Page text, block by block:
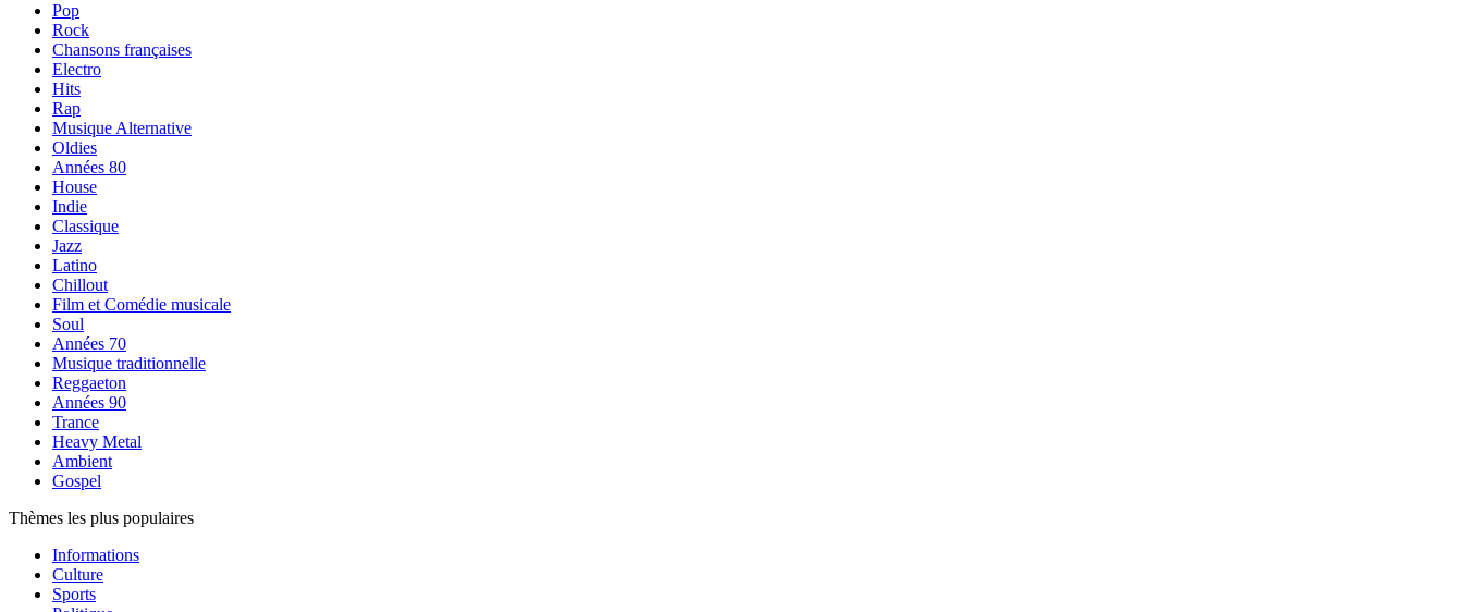
Pop
Rock
Chansons françaises
Electro
Hits
Rap
Musique Alternative
Oldies
Années 80
House
Indie
Classique
Jazz
Latino
Chillout
Film et Comédie musicale
Soul
Années 70
Musique traditionnelle
Reggaeton
Années 90
Trance
Heavy Metal
Ambient
Gospel
Thèmes les plus populaires
Informations
Culture
Sports